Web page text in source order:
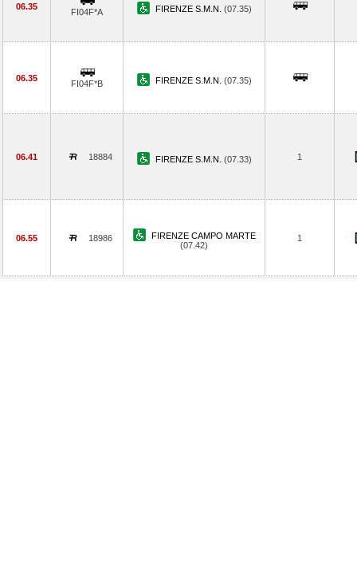
06.35
FI04F*A FIRENZE S.M.N. (07.35)
06.35
FI04F*B FIRENZE S.M.N. (07.35)
06.41 18884 FIRENZE S.M.N. (07.33) 1
06.55 18986
FIRENZE CAMPO MARTE
(07.42)
1